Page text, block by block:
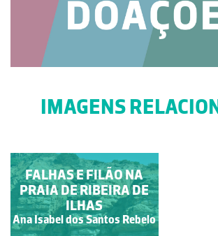
IMAGENS
FALHA NORMAL
Ana Isabel dos Santos
Rebelo
FALHAS E FILÃO NA
PRAIA DE RIBEIRA DE
ILHAS
Ana Isabel dos Santos Rebelo